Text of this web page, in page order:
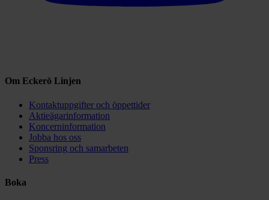
Om Eckerö Linjen
Kontaktuppgifter och öppettider
Aktieägarinformation
Koncerninformation
Jobba hos oss
Sponsring och samarbeten
Press
Boka